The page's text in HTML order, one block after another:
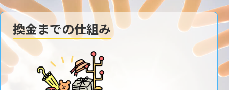
換金までの仕組み